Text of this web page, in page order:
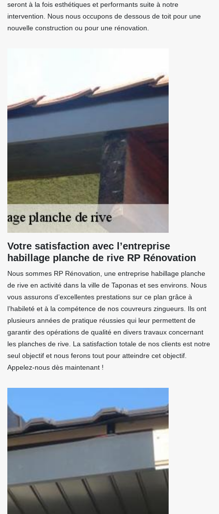
seront à la fois esthétiques et performants suite à notre
intervention. Nous nous occupons de dessous de toit pour une
nouvelle construction ou pour une rénovation.
Votre satisfaction avec l’entreprise
habillage planche de rive RP Rénovation
Nous sommes RP Rénovation, une entreprise habillage planche
de rive en activité dans la ville de Taponas et ses environs. Nous
vous assurons d’excellentes prestations sur ce plan grâce à
l’habileté et à la compétence de nos couvreurs zingueurs. Ils ont
plusieurs années de pratique réussies qui leur permettent de
garantir des opérations de qualité en divers travaux concernant
les planches de rive. La satisfaction totale de nos clients est notre
seul objectif et nous ferons tout pour atteindre cet objectif.
Appelez-nous dès maintenant !